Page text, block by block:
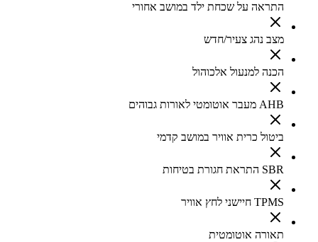
התראה על שכחת ילד במושב אחורי
מצב נהג צעיר/חדש
הכנה למנעול אלכוהול
AHB מעבר אוטומטי לאורות גבוהים
ביטול כרית אוויר במושב קדמי
SBR התראת חגורת בטיחות
TPMS חיישני לחץ אוויר
תאורה אוטומטית